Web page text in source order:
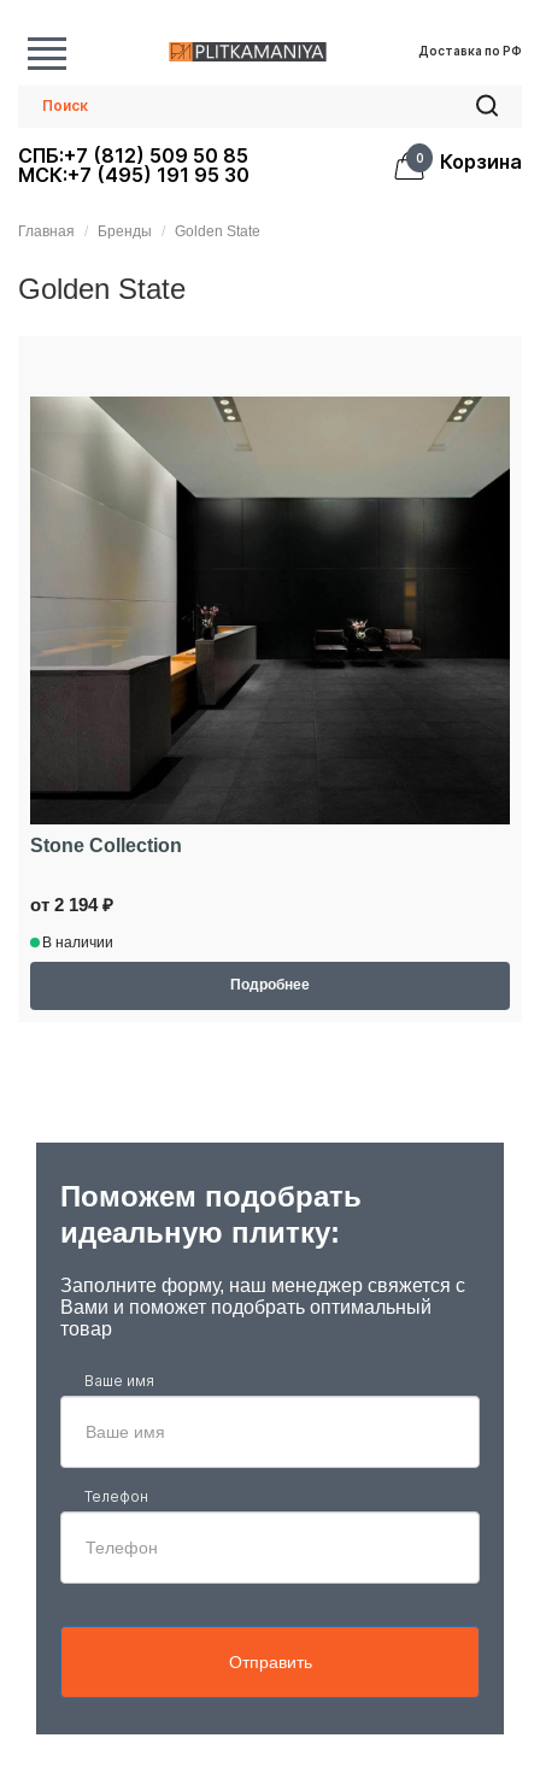
Доставка по РФ
СПБ:+7 (812) 509 50 85
МСК:+7 (495) 191 95 30
0 Корзина
Главная Бренды Golden State
Golden State
Stone Collection
от 2 194 ₽
В наличии
Подробнее
Поможем подобрать
идеальную плитку:
Заполните форму, наш менеджер свяжется с
Вами и поможет подобрать оптимальный
товар
Ваше имя
Телефон
Отправить